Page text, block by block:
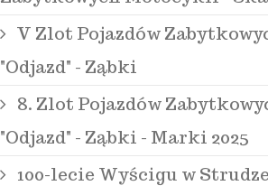
V Zlot Pojazdów
"Odjazd" - Ząbki
8. Zlot Pojazdów
"Odjazd" - Ząbki - Marki 2025
100-lecie Wyścigu w